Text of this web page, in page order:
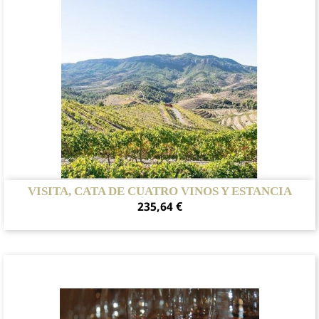
VISITA, CATA DE CUATRO VINOS Y ESTANCIA
Precio
235,64 €